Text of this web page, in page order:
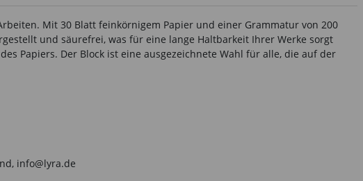
Mit 30 Blatt feinkörnigem Papier und einer Grammatur von 200
und säurefrei, was für eine lange Haltbarkeit Ihrer Werke sorgt
Papiers. Der Block ist eine ausgezeichnete Wahl für alle, die auf der
info@lyra.de